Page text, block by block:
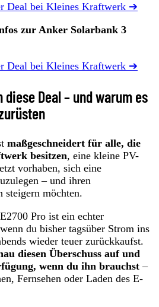
Deal bei Kleines Kraftwerk ➔
zur Anker Solarbank 3
Deal bei Kleines Kraftwerk ➔
Deal – und warum es
maßgeschneidert für alle, die
besitzen, eine kleine PV-
vorhaben, sich eine
– und ihren
steigern möchten.
Pro ist ein echter
du bisher tagsüber Strom ins
wieder teuer zurückkaufst.
diesen Überschuss auf und
wenn du ihn brauchst –
Fernsehen oder Laden des E-